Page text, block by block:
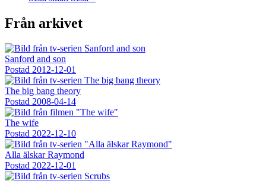
Från arkivet
Sanford and son
Postad 2012-12-01
The big bang theory
Postad 2008-04-14
The wife
Postad 2022-12-10
Alla älskar Raymond
Postad 2022-12-01